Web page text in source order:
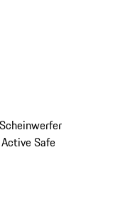
Safe